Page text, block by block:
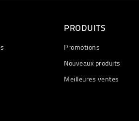
PRODUITS
Promotions
Nouveaux produits
Meilleures ventes